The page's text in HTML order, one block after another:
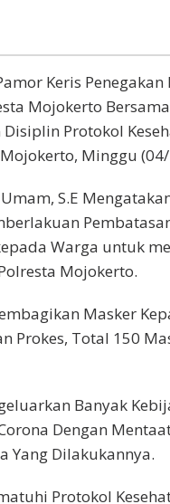
Keris
Mojokerto
Protokol
Minggu
S.E
Warga untuk
Mojokerto.
Masker
Prokes, Total 150
Banyak
Dengan
Yang Dilakukannya.
Protokol